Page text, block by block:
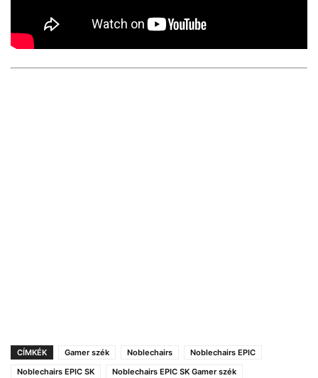
CÍMKÉK Gamer szék Noblechairs
Noblechairs EPIC
Noblechairs EPIC SK
Noblechairs EPIC SK Gamer szék